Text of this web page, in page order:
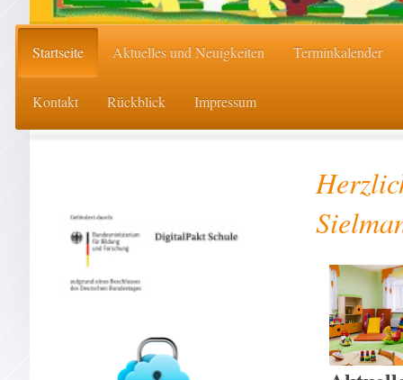
Startseite Aktuelles und Neuigkeiten Terminkalender
Kontakt Rückblick Impressum